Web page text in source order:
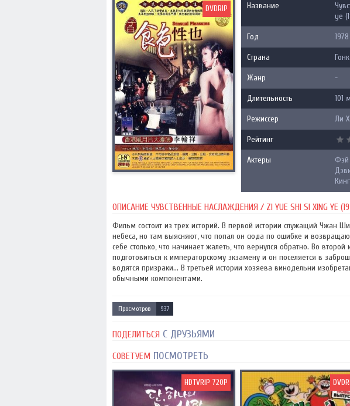
DVDRIP Название
ye
Год 1978
Страна
Жанр -
Длительность 101
Режиссер Ли
Рейтинг
Актеры
Фэй
ОПИСАНИЕ ЧУВСТВЕННЫЕ НАСЛАЖДЕНИЯ / ZI YUE SHI SI XING YE
Фильм состоит из трех историй. В первой истории служащий Чжан
небеса, но там выясняют, что попал он сюда по ошибке и
себе столько, что начинает жалеть, что вернулся обратно. Во
подготовиться к императорскому экзамену и он поселяется в
водятся призраки... В третьей истории хозяева винодельни
обычными компонентами.
Просмотров 937
ПОДЕЛИТЬСЯ С ДРУЗЬЯМИ
СОВЕТУЕМ ПОСМОТРЕТЬ
HDTVRIP 720P